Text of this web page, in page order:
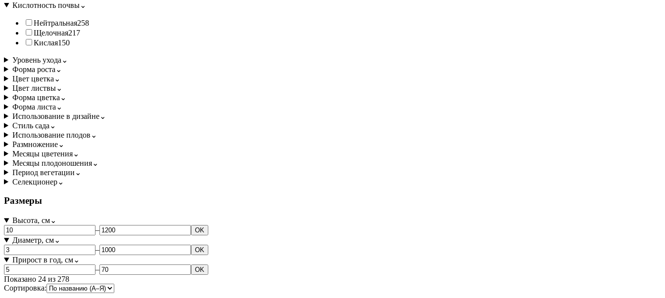
Кислотность почвы⌄
Нейтральная258
Щелочная217
Кислая150
Уровень ухода ⌄
Форма роста ⌄
Цвет цветка ⌄
Цвет листвы⌄
Форма цветка ⌄
Форма листа ⌄
Использование в дизайне⌄
Стиль сада ⌄
Использование плодов ⌄
Размножение⌄
Месяцы цветения⌄
Месяцы плодоношения⌄
Период вегетации ⌄
Селекционер⌄
Размеры
Высота, см⌄
–
OK
Диаметр, см⌄
–
OK
Прирост в год, см⌄
–
OK
Показано 24 из 278
Сортировка: